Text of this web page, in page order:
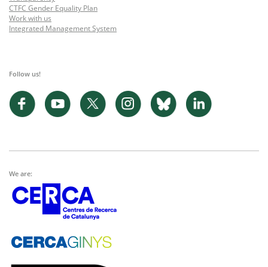
CTFC Gender Equality Plan
Work with us
Integrated Management System
Follow us!
We are: